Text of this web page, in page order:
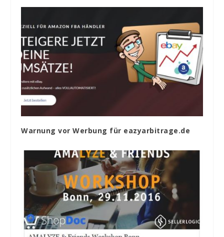
Warnung vor Werbung für eazyarbitrage.de